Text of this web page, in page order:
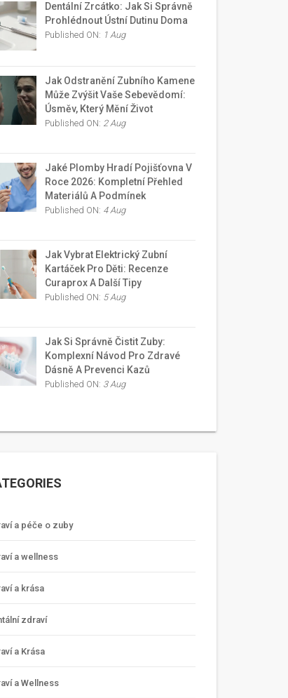
Dentální Zrcátko: Jak Si Správně
Prohlédnout Ústní Dutinu Doma
Published ON: 1 Aug
Jak Odstranění Zubního Kamene
Může Zvýšit Vaše Sebevědomí:
Úsměv, Který Mění Život
Published ON: 2 Aug
Jaké Plomby Hradí Pojišťovna V
Roce 2026: Kompletní Přehled
Materiálů A Podmínek
Published ON: 4 Aug
Jak Vybrat Elektrický Zubní
Kartáček Pro Děti: Recenze
Curaprox A Další Tipy
Published ON: 5 Aug
Jak Si Správně Čistit Zuby:
Komplexní Návod Pro Zdravé
Dásně A Prevenci Kazů
Published ON: 3 Aug
a péče o zuby
a wellness
a krása
zdraví
a Krása
a Wellness